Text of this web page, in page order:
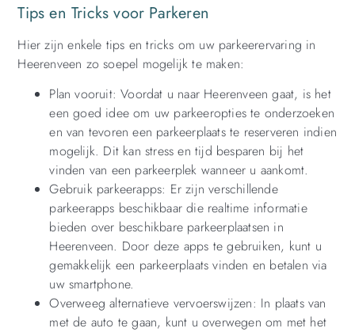
Tips en Tricks voor Parkeren
Hier zijn enkele tips en tricks om uw parkeerervaring in
Heerenveen zo soepel mogelijk te maken:
Plan vooruit: Voordat u naar Heerenveen gaat, is het
een goed idee om uw parkeeropties te onderzoeken
en van tevoren een parkeerplaats te reserveren indien
mogelijk. Dit kan stress en tijd besparen bij het
vinden van een parkeerplek wanneer u aankomt.
Gebruik parkeerapps: Er zijn verschillende
parkeerapps beschikbaar die realtime informatie
bieden over beschikbare parkeerplaatsen in
Heerenveen. Door deze apps te gebruiken, kunt u
gemakkelijk een parkeerplaats vinden en betalen via
uw smartphone.
Overweeg alternatieve vervoerswijzen: In plaats van
met de auto te gaan, kunt u overwegen om met het